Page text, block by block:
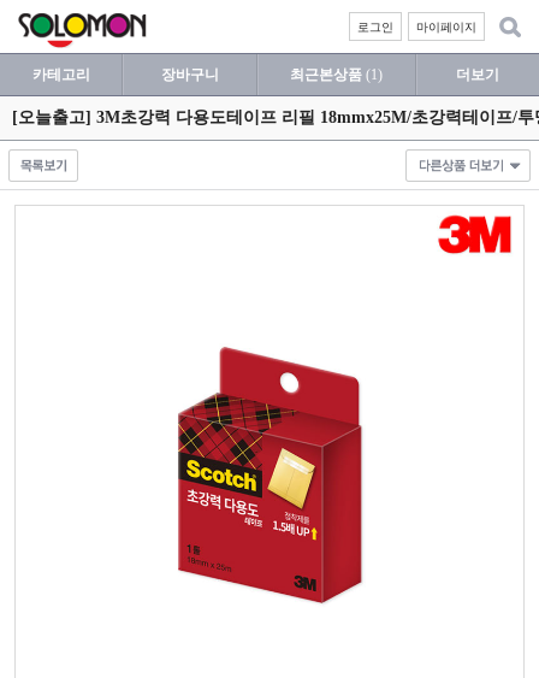
마이페이지
로그인
카테고리 장바구니 최근본상품 (1) 더보기
[오늘출고] 3M초강력 다용도테이프 리필 18mmx25M/초강력테이프/